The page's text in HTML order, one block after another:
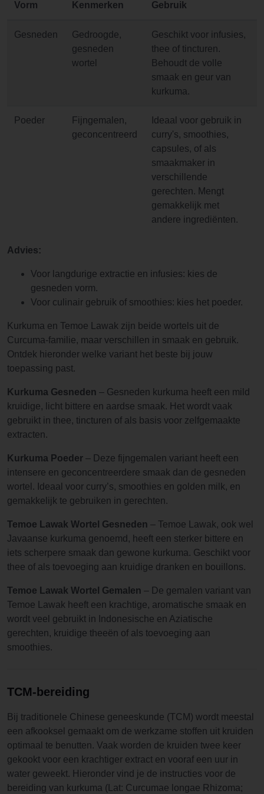
Vorm Kenmerken Gebruik
Gesneden
Gedroogde,
gesneden
wortel
Geschikt voor infusies,
thee of tincturen.
Behoudt de volle
smaak en geur van
kurkuma.
Poeder
Fijngemalen,
geconcentreerd
Ideaal voor gebruik in
curry's, smoothies,
capsules, of als
smaakmaker in
verschillende
gerechten. Mengt
gemakkelijk met
andere ingrediënten.
Advies:
Voor langdurige extractie en infusies: kies de
gesneden vorm.
Voor culinair gebruik of smoothies: kies het poeder.
Kurkuma en Temoe Lawak zijn beide wortels uit de
Curcuma-familie, maar verschillen in smaak en gebruik.
Ontdek hieronder welke variant het beste bij jouw
toepassing past.
Kurkuma Gesneden – Gesneden kurkuma heeft een mild
kruidige, licht bittere en aardse smaak. Het wordt vaak
gebruikt in thee, tincturen of als basis voor zelfgemaakte
extracten.
Kurkuma Poeder – Deze fijngemalen variant heeft een
intensere en geconcentreerdere smaak dan de gesneden
wortel. Ideaal voor curry’s, smoothies en golden milk, en
gemakkelijk te gebruiken in gerechten.
Temoe Lawak Wortel Gesneden – Temoe Lawak, ook wel
Javaanse kurkuma genoemd, heeft een sterker bittere en
iets scherpere smaak dan gewone kurkuma. Geschikt voor
thee of als toevoeging aan kruidige dranken en bouillons.
Temoe Lawak Wortel Gemalen – De gemalen variant van
Temoe Lawak heeft een krachtige, aromatische smaak en
wordt veel gebruikt in Indonesische en Aziatische
gerechten, kruidige theeën of als toevoeging aan
smoothies.
TCM-bereiding
Bij traditionele Chinese geneeskunde (TCM) wordt meestal
een afkooksel gemaakt om de werkzame stoffen uit kruiden
optimaal te benutten. Vaak worden de kruiden twee keer
gekookt voor een krachtiger extract en vooraf een uur in
water geweekt. Hieronder vind je de instructies voor de
bereiding van kurkuma (Lat: Curcumae longae Rhizoma;